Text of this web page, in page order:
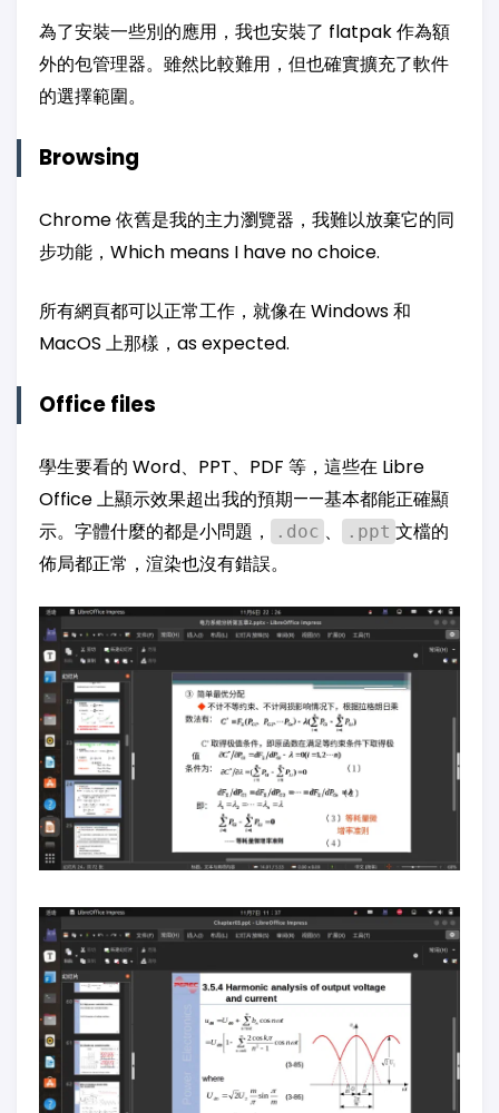
為了安裝一些別的應用，我也安裝了 flatpak 作為額
外的包管理器。雖然比較難用，但也確實擴充了軟件
的選擇範圍。
Browsing
Chrome 依舊是我的主力瀏覽器，我難以放棄它的同
步功能，Which means I have no choice.
所有網頁都可以正常工作，就像在 Windows 和
MacOS 上那樣，as expected.
Office files
學生要看的 Word、PPT、PDF 等，這些在 Libre
Office 上顯示效果超出我的預期——基本都能正確顯
示。字體什麼的都是小問題，
.doc 、 .ppt 文檔的
佈局都正常，渲染也沒有錯誤。